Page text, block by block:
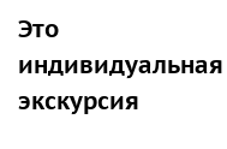
корпус — объединены
мостом в единое
• Маршруты экскурсий
и легендарных
Это
индивидуальная
экскурсия